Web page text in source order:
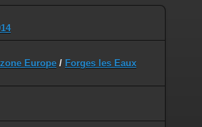
Europe / Forges les Eaux